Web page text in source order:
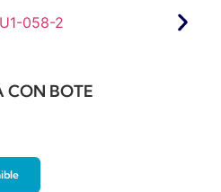
CON BOTE